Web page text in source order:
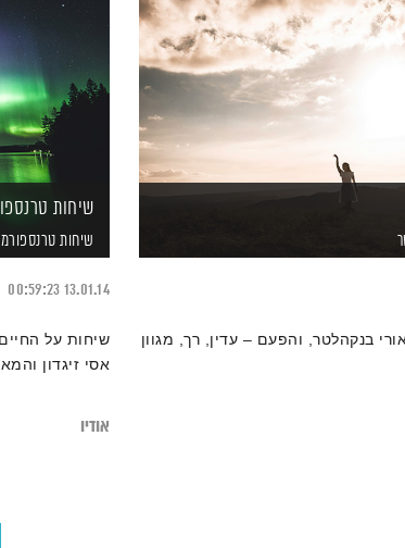
בנקהלטר, והפעם – עדין, רך, מגוון
שיחות
שיחות
13.01.14
00:59:23
שיחות על
אסי זיגדון
אודיו